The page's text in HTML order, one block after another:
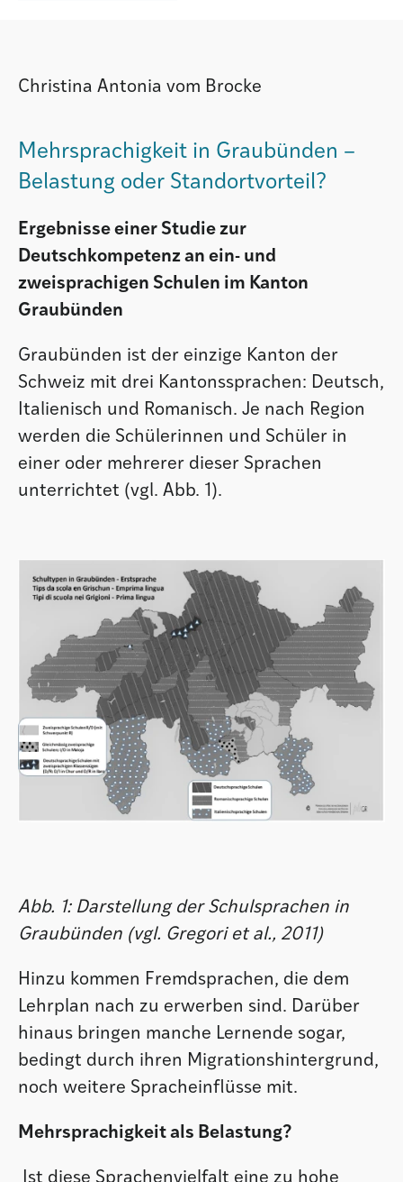
Christina Antonia vom Brocke
Mehrsprachigkeit in Graubünden –
Belastung oder Standortvorteil?
Ergebnisse einer Studie zur
Deutschkompetenz an ein- und
zweisprachigen Schulen im Kanton
Graubünden
Graubünden ist der einzige Kanton der
Schweiz mit drei Kantonssprachen: Deutsch,
Italienisch und Romanisch. Je nach Region
werden die Schülerinnen und Schüler in
einer oder mehrerer dieser Sprachen
unterrichtet (vgl. Abb. 1).
Abb. 1: Darstellung der Schulsprachen in
Graubünden (vgl. Gregori et al., 2011)
Hinzu kommen Fremdsprachen, die dem
Lehrplan nach zu erwerben sind. Darüber
hinaus bringen manche Lernende sogar,
bedingt durch ihren Migrationshintergrund,
noch weitere Spracheinflüsse mit.
Mehrsprachigkeit als Belastung?